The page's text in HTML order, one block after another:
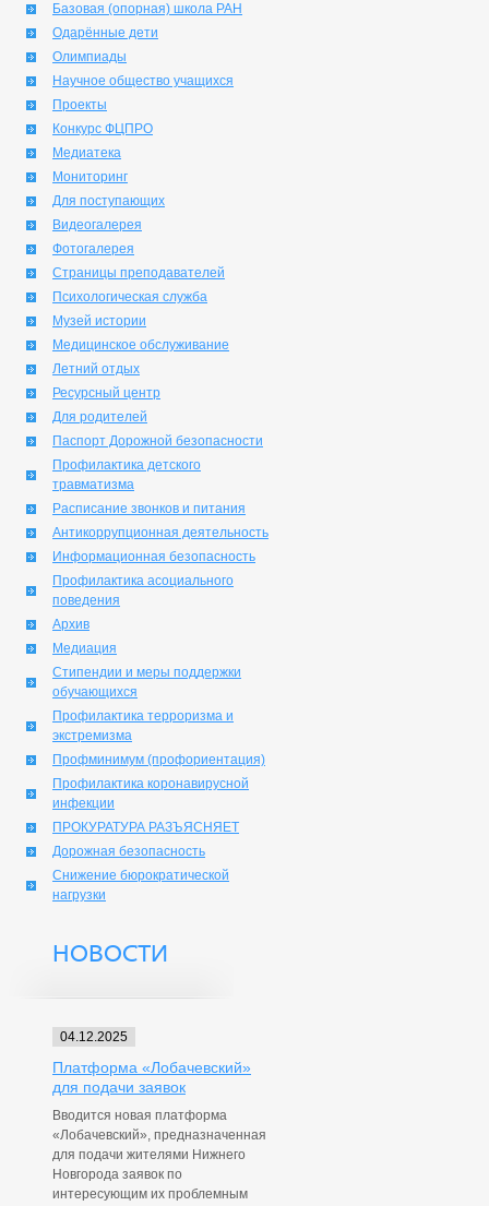
Базовая (опорная) школа РАН
Одарённые дети
Олимпиады
Научное общество учащихся
Проекты
Конкурс ФЦПРО
Медиатека
Мониторинг
Для поступающих
Видеогалерея
Фотогалерея
Страницы преподавателей
Психологическая служба
Музей истории
Медицинское обслуживание
Летний отдых
Ресурсный центр
Для родителей
Паспорт Дорожной безопасности
Профилактика детского
травматизма
Расписание звонков и питания
Антикоррупционная деятельность
Информационная безопасность
Профилактика асоциального
поведения
Архив
Медиация
Стипендии и меры поддержки
обучающихся
Профилактика терроризма и
экстремизма
Профминимум (профориентация)
Профилактика коронавирусной
инфекции
ПРОКУРАТУРА РАЗЪЯСНЯЕТ
Дорожная безопасность
Снижение бюрократической
нагрузки
НОВОСТИ
04.12.2025
Платформа «Лобачевский»
для подачи заявок
Вводится новая платформа
«Лобачевский», предназначенная
для подачи жителями Нижнего
Новгорода заявок по
интересующим их проблемным